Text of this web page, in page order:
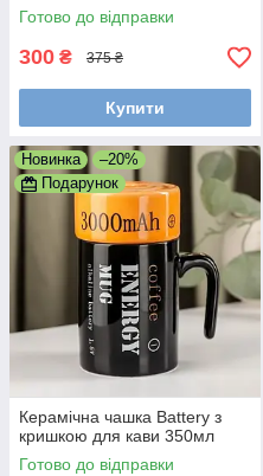
Готово до відправки
300 ₴ 375 ₴
Купити
Новинка
–20%
Подарунок
Керамічна чашка Battery з
кришкою для кави 350мл
Готово до відправки